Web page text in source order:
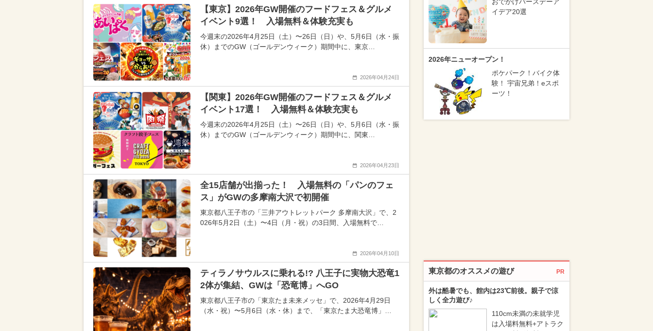
【東京】2026年GW開催のフードフェス＆グルメ
イベント9選！ 入場無料＆体験充実も
今週末の2026年4月25日（土）〜26日（日）や、5月6日（水・振
休）までのGW（ゴールデンウィーク）期間中に、東京…
2026年04月24日
【関東】2026年GW開催のフードフェス＆グルメ
イベント17選！ 入場無料＆体験充実も
今週末の2026年4月25日（土）〜26日（日）や、5月6日（水・振
休）までのGW（ゴールデンウィーク）期間中に、関東…
2026年04月23日
全15店舗が出揃った！ 入場無料の「パンのフェ
ス」がGWの多摩南大沢で初開催
東京都八王子市の「三井アウトレットパーク 多摩南大沢」で、2
026年5月2日（土）〜4日（月・祝）の3日間、入場無料で…
2026年04月10日
ティラノサウルスに乗れる!? 八王子に実物大恐竜1
2体が集結、GWは「恐竜博」へGO
東京都八王子市の「東京たま未来メッセ」で、2026年4月29日
（水・祝）〜5月6日（水・休）まで、「東京たま大恐竜博」…
イデア20選
2026年ニューオープン！
ポケパーク！バイク体
験！ 宇宙兄弟！eスポ
ーツ！
東京都のオススメの遊び PR
外は酷暑でも、館内は23℃前後。親子で涼
しく全力遊び♪
110cm未満の未就学児
は入場料無料+アトラク